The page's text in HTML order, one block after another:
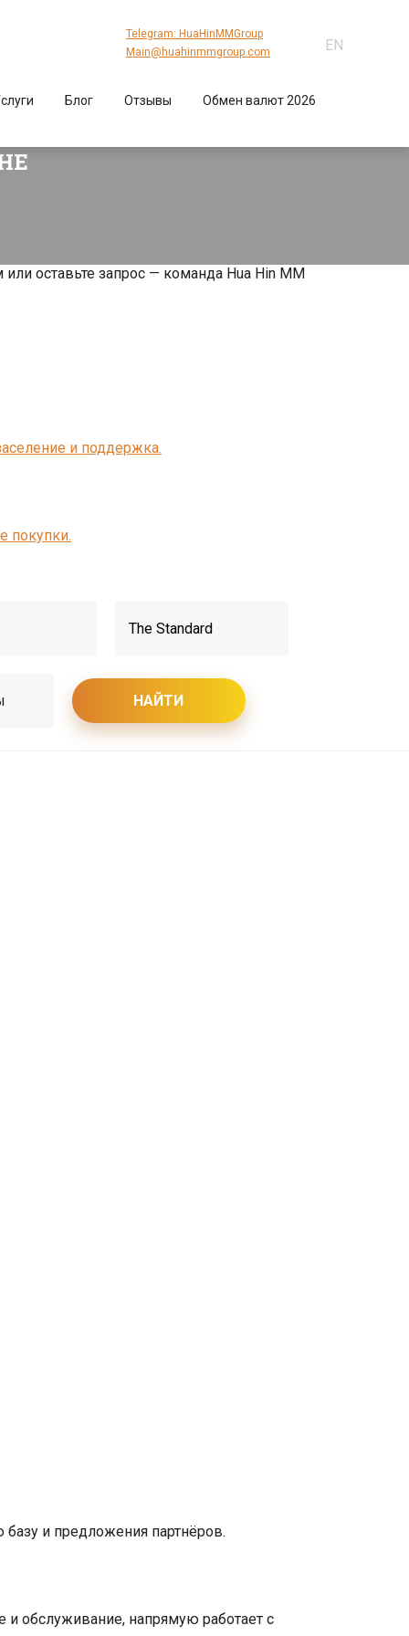
EN
Telegram: HuaHinMMGroup
Main@huahinmmgroup.com
Блог Отзывы Обмен валют 2026
оставьте запрос — команда Hua Hin MM
и поддержка.
покупки.
НАЙТИ
и предложения партнёров.
и обслуживание, напрямую работает с